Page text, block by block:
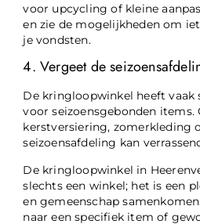
voor upcycling of kleine
en zie de mogelijkheden om
je vondsten.
4. Vergeet de
De kringloopwinkel heeft vaak
voor seizoensgebonden items.
kerstversiering, zomerkleding
seizoensafdeling kan
De kringloopwinkel in
slechts een winkel; het is een
en gemeenschap
naar een specifiek item of